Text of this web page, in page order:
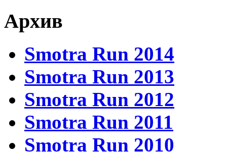
Архив
Smotra Run 2014
Smotra Run 2013
Smotra Run 2012
Smotra Run 2011
Smotra Run 2010